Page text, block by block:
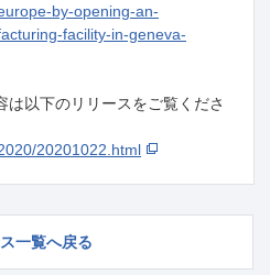
by-opening-an-
facility-in-geneva-
は以下のリリースをご覧くださ
20201022.html
一覧へ戻る